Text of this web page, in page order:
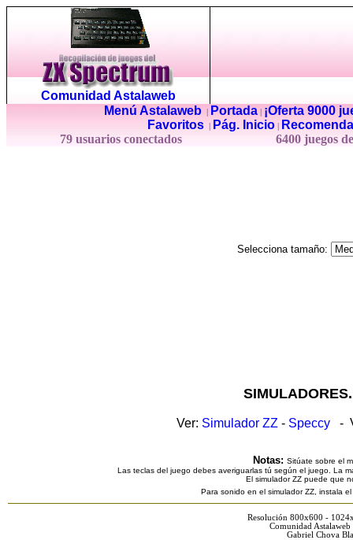
Comunidad Astalaweb
Menú Astalaweb| Portada|
¡Oferta 9000
Favoritos
Pág. Inicio
79 usuarios conectados
6400 juegos
Selecciona tamaño:
Ver: Simulador ZZ - Speccy -
Notas: Sitúate sobre el
Las teclas del juego debes averiguarlas tú según el juego. La
El simulador ZZ puede que
Para sonido en el simulador ZZ, instala
Resolución 800x600 -
Comunidad
Gabriel Chova